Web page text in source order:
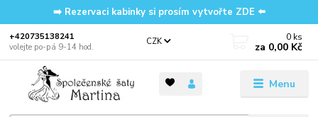
➡️ Rezervaci kabinky si prosím vytvořte ZDE ⬅️
Menu
CZK
‭+420735138241
volejte po-pá 9-14 hod.
0 ks
za 0,00 Kč